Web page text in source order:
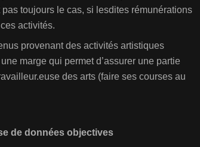
pas toujours le cas, si lesdites rémunérations
activités.
provenant des activités artistiques
marge qui permet d’assurer une partie
des arts (faire ses courses au
de données objectives